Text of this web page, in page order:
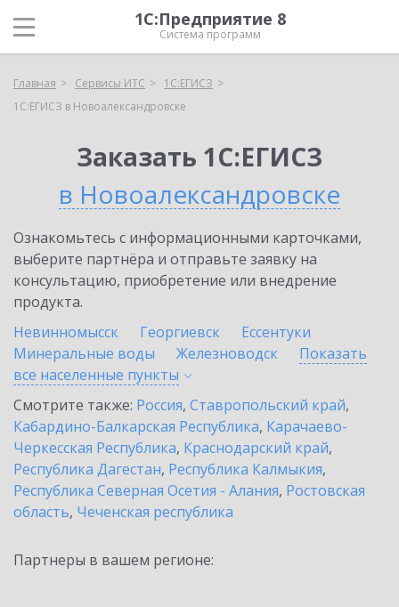
1С:Предприятие 8
Система программ
Главная Сервисы ИТС
1С:ЕГИСЗ
1С:ЕГИСЗ в Новоалександровске
Заказать 1С:ЕГИСЗ
в Новоалександровске
Ознакомьтесь с информационными карточками,
выберите партнёра и отправьте заявку на
консультацию, приобретение или внедрение
продукта.
Невинномысск
Георгиевск
Ессентуки
Минеральные воды
Железноводск
Показать
все населенные пункты
Смотрите также: Россия, Ставропольский край,
Кабардино-Балкарская Республика, Карачаево-
Черкесская Республика, Краснодарский край,
Республика Дагестан, Республика Калмыкия,
Республика Северная Осетия - Алания, Ростовская
область, Чеченская республика
Партнеры в вашем регионе: